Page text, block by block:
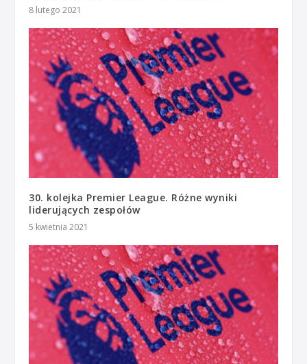
8 lutego 2021
30. kolejka Premier League. Różne wyniki
liderujących zespołów
5 kwietnia 2021